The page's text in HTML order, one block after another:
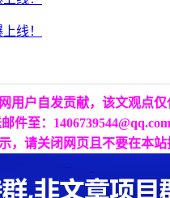
用户自发贡献，该文观点
件至：1406739544@qq.com
，请关闭网页且不要在本